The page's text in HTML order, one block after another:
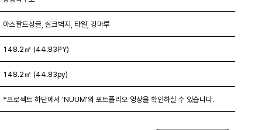
아스팔트싱글, 실크벽지, 타일, 강마루
148.2㎡ (44.83PY)
148.2㎡ (44.83py)
*프로젝트 하단에서 'NUUM'의 포트폴리오 영상을 확인하실 수 있습니다.